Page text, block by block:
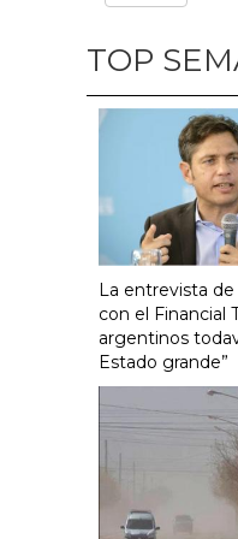
TOP
La entrevista de
con el Financial
argentinos
Estado grande”